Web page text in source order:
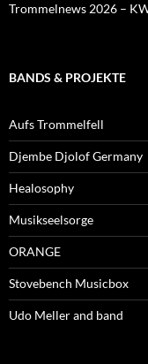
Trommelnews 2026 –
BANDS & PROJEKTE
Aufs Trommelfell
Djembe Djolof Germany
Healosophy
Musikseelsorge
ORANGE
Stovebench Musicbox
Udo Meller and band